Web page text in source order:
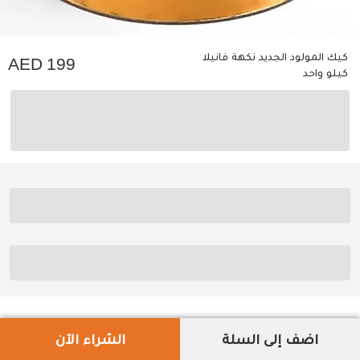
كيك المولود الجديد نكهة فانيلا
كيلو واحد
199
اضف إلى السلة الشراء الآن